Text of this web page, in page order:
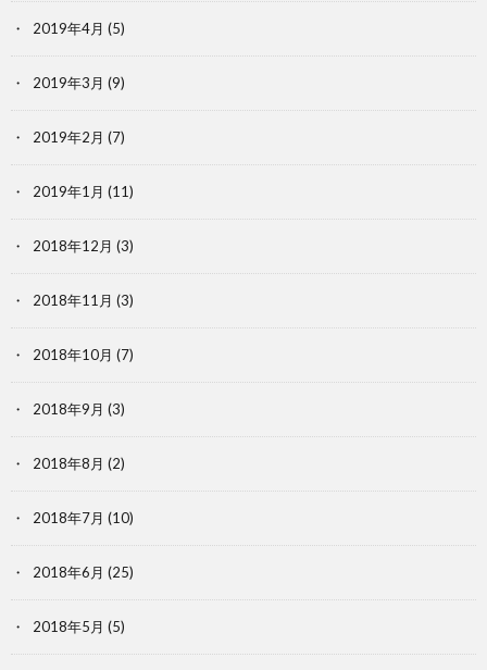
2019年4月 (5)
2019年3月 (9)
2019年2月 (7)
2019年1月 (11)
2018年12月 (3)
2018年11月 (3)
2018年10月 (7)
2018年9月 (3)
2018年8月 (2)
2018年7月 (10)
2018年6月 (25)
2018年5月 (5)